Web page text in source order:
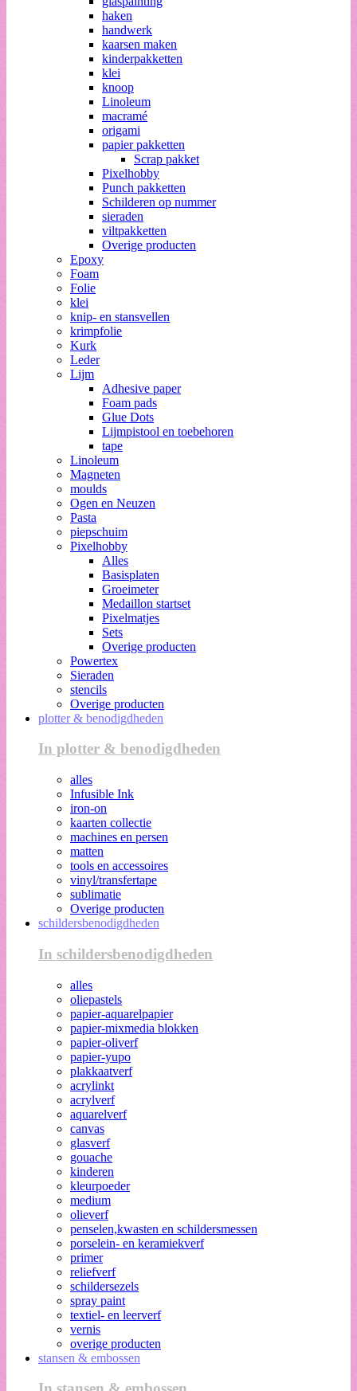
haken
handwerk
kaarsen maken
kinderpakketten
klei
knoop
Linoleum
macramé
origami
papier pakketten
Scrap pakket
Pixelhobby
Punch pakketten
Schilderen op nummer
sieraden
viltpakketten
Overige producten
Epoxy
Foam
Folie
klei
knip- en stansvellen
krimpfolie
Kurk
Leder
Lijm
Adhesive paper
Foam pads
Glue Dots
Lijmpistool en toebehoren
tape
Linoleum
Magneten
moulds
Ogen en Neuzen
Pasta
piepschuim
Pixelhobby
Alles
Basisplaten
Groeimeter
Medaillon startset
Pixelmatjes
Sets
Overige producten
Powertex
Sieraden
stencils
Overige producten
plotter & benodigdheden
In plotter & benodigdheden
alles
Infusible Ink
iron-on
kaarten collectie
machines en persen
matten
tools en accessoires
vinyl/transfertape
sublimatie
Overige producten
schildersbenodigdheden
In schildersbenodigdheden
alles
oliepastels
papier-aquarelpapier
papier-mixmedia blokken
papier-oliverf
papier-yupo
plakkaatverf
acrylinkt
acrylverf
aquarelverf
canvas
glasverf
gouache
kinderen
kleurpoeder
medium
olieverf
penselen,kwasten en schildersmessen
porselein- en keramiekverf
primer
reliefverf
schildersezels
spray paint
textiel- en leerverf
vernis
overige producten
stansen & embossen